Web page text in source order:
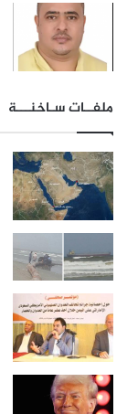
ملفــات سـاخنـــة